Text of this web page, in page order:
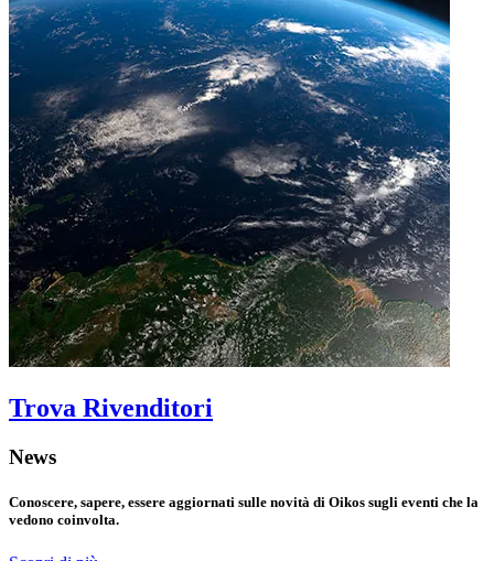
Trova Rivenditori
News
Conoscere, sapere, essere aggiornati sulle novità di Oikos sugli eventi che la
vedono coinvolta.